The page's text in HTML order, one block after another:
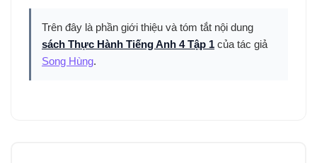
Trên đây là phần giới thiệu và tóm tắt nội dung
sách Thực Hành Tiếng Anh 4 Tập 1 của tác giả
Song Hùng.